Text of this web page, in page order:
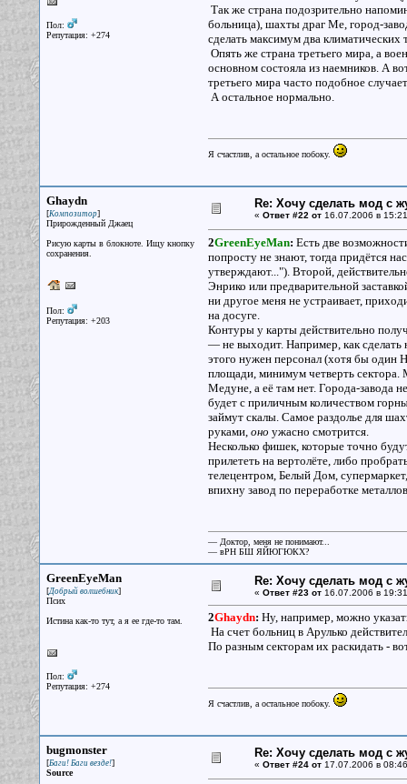
Пол:
Репутация: +274
Так же страна подозрительно
больница), шахты драг Ме, город-
сделать максимум два
Опять же страна третьего мира, а
основном состояла из наемников. А
третьего мира часто подобное
А остальное нормально.
Я счастлив, а остальное побоку.
Ghaydn
[Композитор]
Прирожденный Джаец
Рисую карты в блокноте. Ищу кнопку
сохранения.
Пол:
Репутация: +203
Re: Хочу сделать мод с
« Ответ #22 от16.07.2006 в
2GreenEyeMan: Есть две
попросту не знают, тогда придётся
утверждают..."). Второй,
Энрико или предварительной
ни другое меня не устраивает,
на досуге.
Контуры у карты действительно
— не выходит. Например, как сделать
этого нужен персонал (хотя бы один
площади, минимум четверть сектора.
Медуне, а её там нет. Города-завода
будет с приличным количеством
займут скалы. Самое раздолье для
руками, оно ужасно смотрится.
Несколько фишек, которые точно
прилететь на вертолёте, либо
телецентром, Белый Дом,
впихну завод по переработке
— Доктор, меня не понимают...
— вРН БШ ЯЙЮГЮКХ?
GreenEyeMan
[Добрый волшебник]
Псих
Истина как-то тут, а я ее где-то там.
Пол:
Репутация: +274
Re: Хочу сделать мод с
« Ответ #23 от16.07.2006 в
2Ghaydn: Ну, например, можно
На счет больниц в Арулько
По разным секторам их раскидать -
Я счастлив, а остальное побоку.
bugmonster
[Баги! Баги везде!]
Source
Re: Хочу сделать мод с
« Ответ #24 от17.07.2006 в